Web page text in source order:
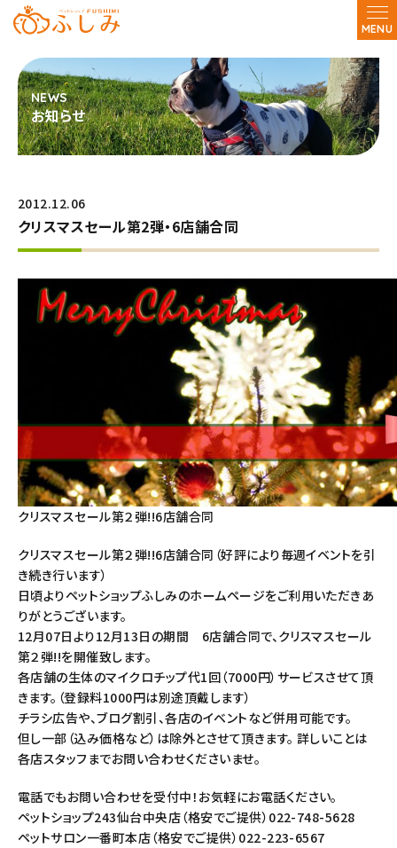
MENU
お知らせ
2012.12.06
クリスマスセール第2弾・6店舗合同
クリスマスセール第２弾!!6店舗合同
クリスマスセール第２弾!!6店舗合同（好評により毎週イベントを引
き続き行います）
日頃よりペットショップふしみのホームページをご利用いただきあ
りがとうございます。
12月07日より12月13日の期間 6店舗合同で、クリスマスセール
第２弾!!を開催致します。
各店舗の生体のマイクロチップ代1回（7000円）サービスさせて頂
きます。（登録料1000円は別途頂戴します）
チラシ広告や、ブログ割引、各店のイベントなど併用可能です。
但し一部（込み価格など）は除外とさせて頂きます。 詳しいことは
各店スタッフまでお問い合わせくださいませ。
電話でもお問い合わせを受付中！お気軽にお電話ください。
ペットショップ243仙台中央店（格安でご提供）022-748-5628
ペットサロン一番町本店（格安でご提供）022-223-6567